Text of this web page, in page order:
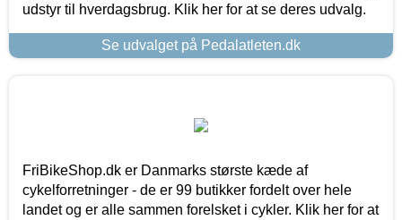
udstyr til hverdagsbrug. Klik her for at se deres udvalg.
Se udvalget på Pedalatleten.dk
FriBikeShop.dk er Danmarks største kæde af
cykelforretninger - de er 99 butikker fordelt over hele
landet og er alle sammen forelsket i cykler. Klik her for at